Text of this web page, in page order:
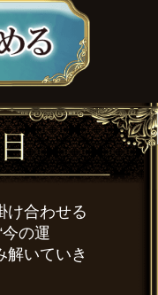
け合わせる
今の運
解いていき